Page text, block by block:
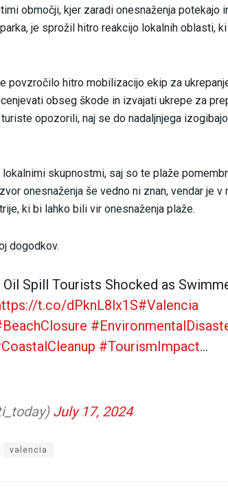
območji, kjer zaradi onesnaženja potekajo
je sprožil hitro reakcijo lokalnih oblasti,
povzročilo hitro mobilizacijo ekip za
obseg škode in izvajati ukrepe za
opozorili, naj se do nadaljnjega
skupnostmi, saj so te plaže
onesnaženja še vedno ni znan, vendar je v
ki bi lahko bili vir onesnaženja plaže.
dogodkov.
Spill Tourists Shocked as
t.co/dPknL8lx1S#Valencia
#TourismImpact…
July 17, 2024
valencia